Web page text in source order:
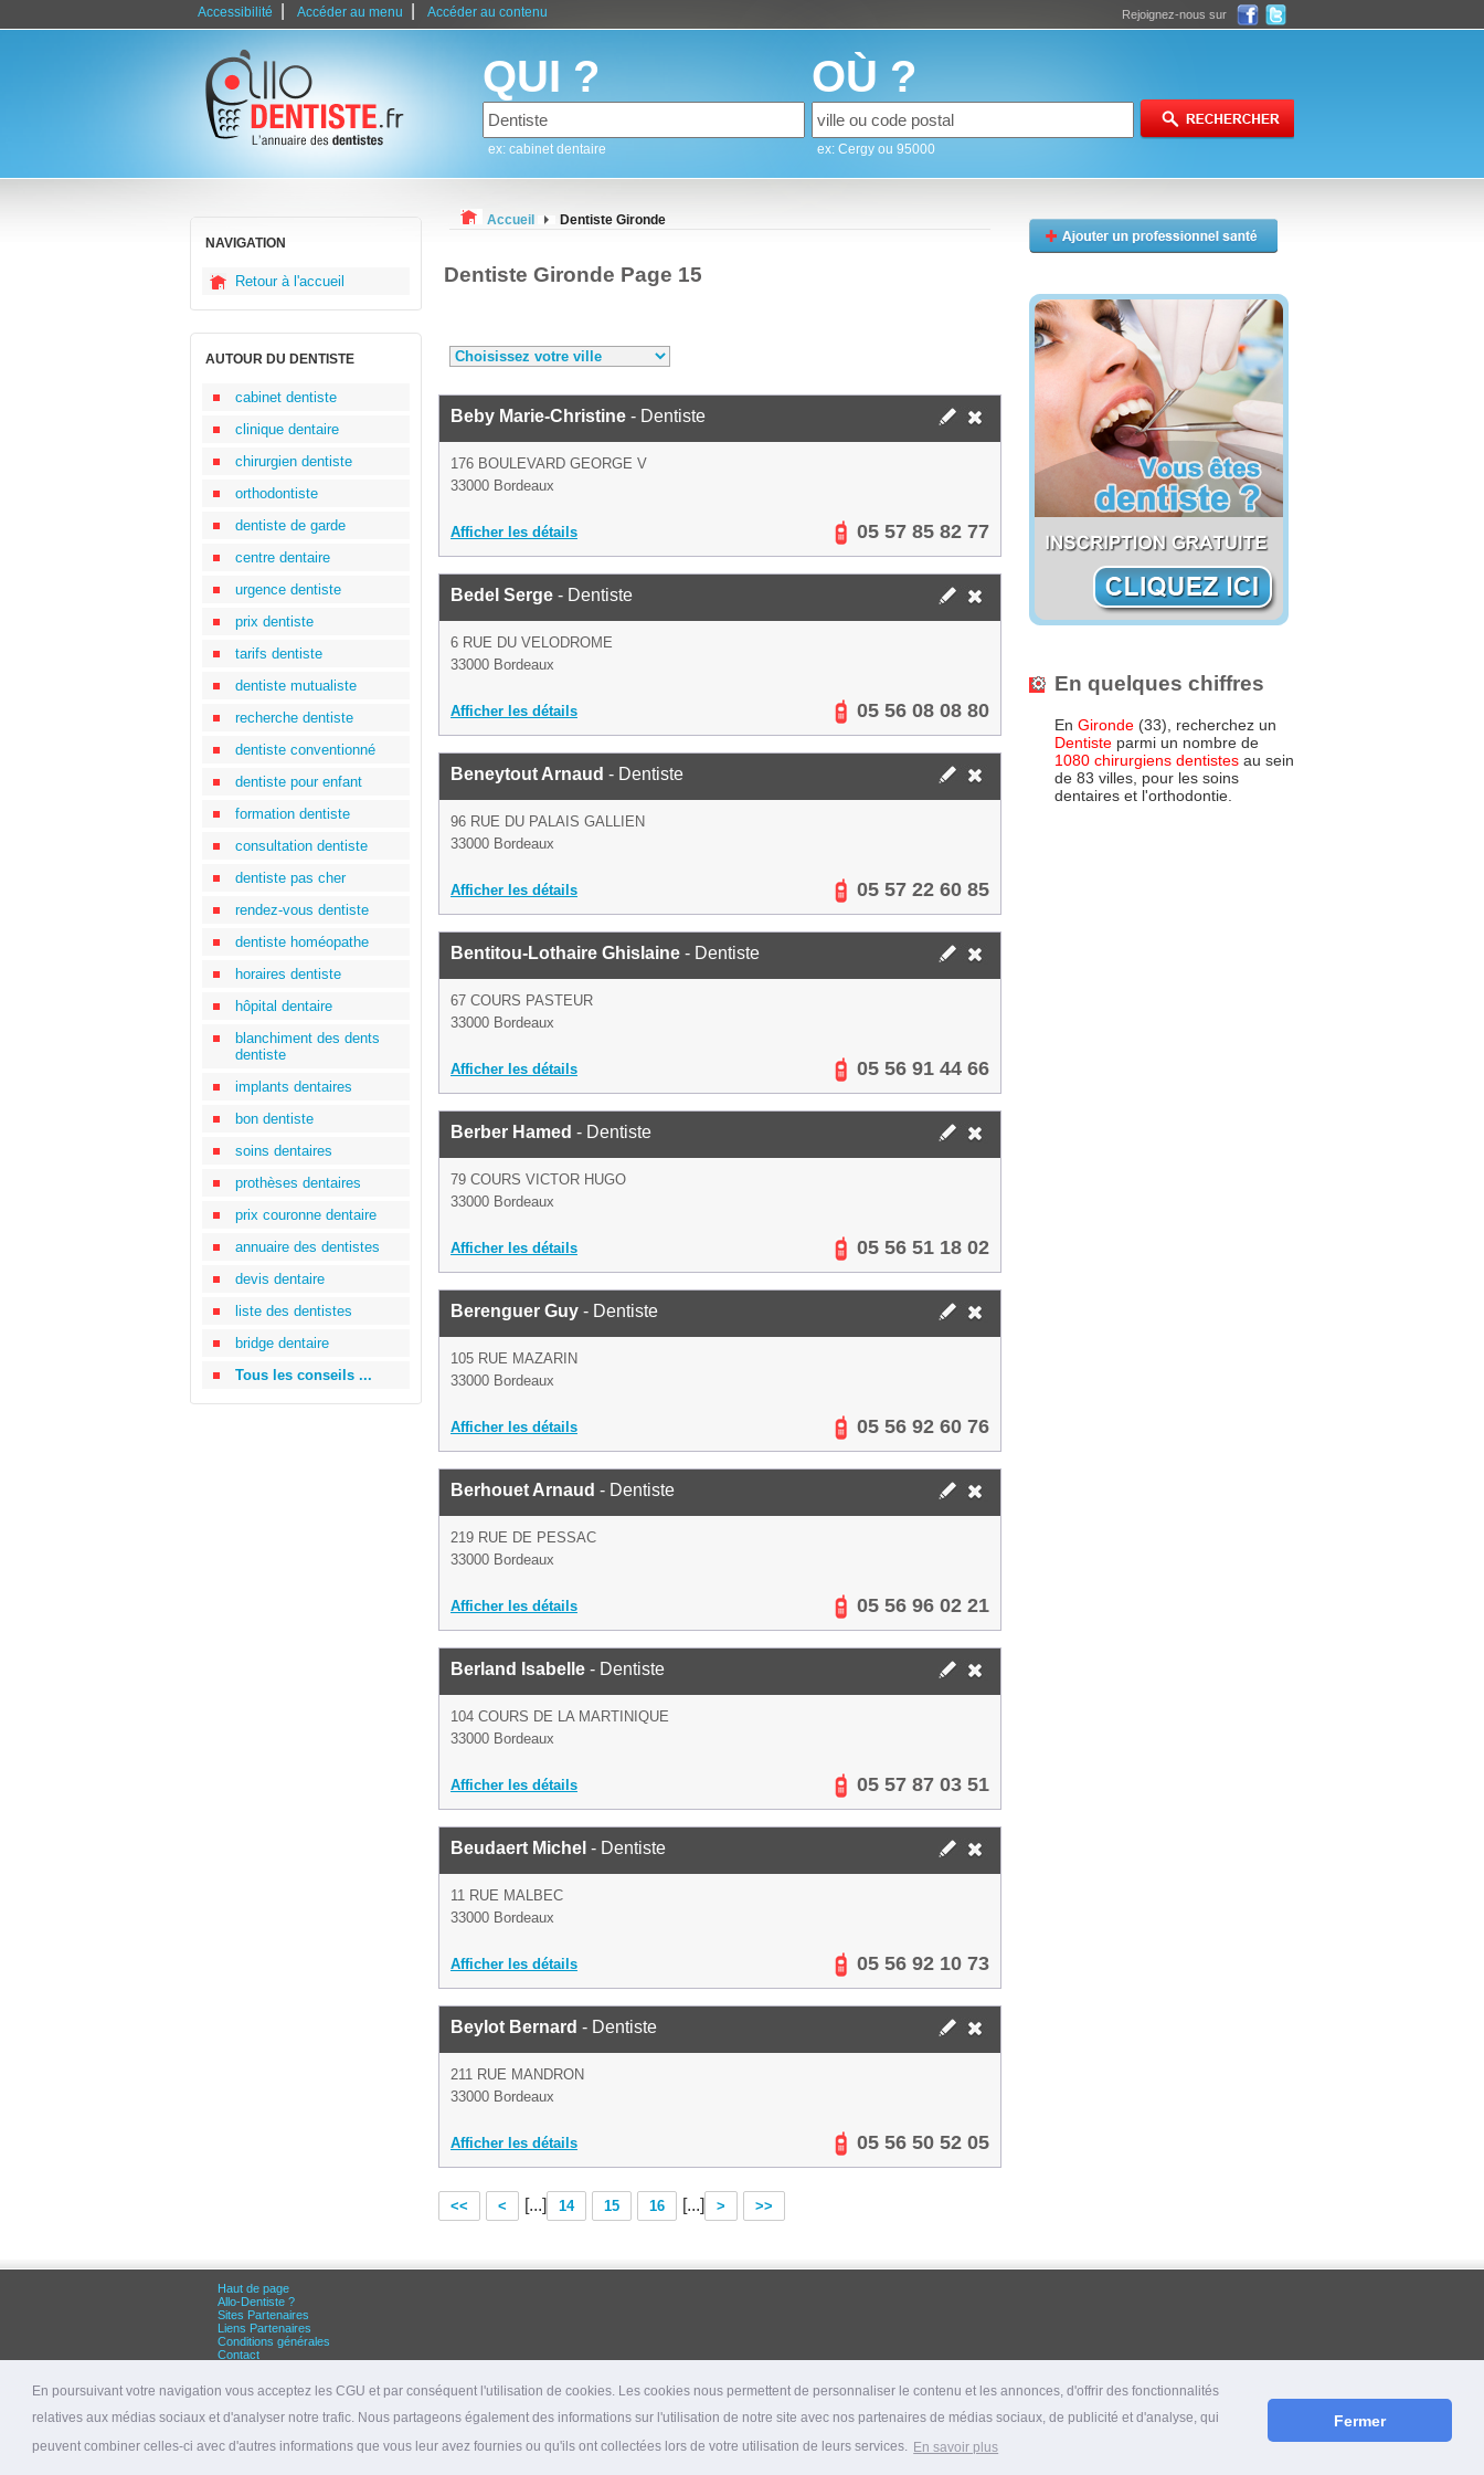
En poursuivant votre navigation vous acceptez les CGU et par conséquent l'utilisation de cookies. Les cookies nous permettent de personnaliser le contenu et les annonces, d'offrir des fonctionnalités
relatives aux médias sociaux et d'analyser notre trafic. Nous partageons également des informations sur l'utilisation de notre site avec nos partenaires de médias sociaux, de publicité et d'analyse, qui
peuvent combiner celles-ci avec d'autres informations que vous leur avez fournies ou qu'ils ont collectées lors de votre utilisation de leurs services. En savoir plus
Fermer
Accessibilité Accéder au menu Accéder au contenu Rejoignez-nous sur
QUI ?
ex: cabinet dentaire
OÙ ?
ex: Cergy ou 95000
NAVIGATION
Retour à l'accueil
AUTOUR DU DENTISTE
cabinet dentiste
clinique dentaire
chirurgien dentiste
orthodontiste
dentiste de garde
centre dentaire
urgence dentiste
prix dentiste
tarifs dentiste
dentiste mutualiste
recherche dentiste
dentiste conventionné
dentiste pour enfant
formation dentiste
consultation dentiste
dentiste pas cher
rendez-vous dentiste
dentiste homéopathe
horaires dentiste
hôpital dentaire
blanchiment des dents
dentiste
implants dentaires
bon dentiste
soins dentaires
prothèses dentaires
prix couronne dentaire
annuaire des dentistes
devis dentaire
liste des dentistes
bridge dentaire
Tous les conseils ...
Accueil Dentiste Gironde
Dentiste Gironde Page 15
Beby Marie-Christine - Dentiste
176 BOULEVARD GEORGE V
33000 Bordeaux
Afficher les détails 05 57 85 82 77
Bedel Serge - Dentiste
6 RUE DU VELODROME
33000 Bordeaux
Afficher les détails 05 56 08 08 80
Beneytout Arnaud - Dentiste
96 RUE DU PALAIS GALLIEN
33000 Bordeaux
Afficher les détails 05 57 22 60 85
Bentitou-Lothaire Ghislaine - Dentiste
67 COURS PASTEUR
33000 Bordeaux
Afficher les détails 05 56 91 44 66
Berber Hamed - Dentiste
79 COURS VICTOR HUGO
33000 Bordeaux
Afficher les détails 05 56 51 18 02
Berenguer Guy - Dentiste
105 RUE MAZARIN
33000 Bordeaux
Afficher les détails 05 56 92 60 76
Berhouet Arnaud - Dentiste
219 RUE DE PESSAC
33000 Bordeaux
Afficher les détails 05 56 96 02 21
Berland Isabelle - Dentiste
104 COURS DE LA MARTINIQUE
33000 Bordeaux
Afficher les détails 05 57 87 03 51
Beudaert Michel - Dentiste
11 RUE MALBEC
33000 Bordeaux
Afficher les détails 05 56 92 10 73
Beylot Bernard - Dentiste
211 RUE MANDRON
33000 Bordeaux
Afficher les détails 05 56 50 52 05
<< < [...] 14 15 16 [...] > >>
En quelques chiffres
En Gironde (33), recherchez un
Dentiste parmi un nombre de
1080 chirurgiens dentistes au sein
de 83 villes, pour les soins
dentaires et l'orthodontie.
Haut de page
Allo-Dentiste ?
Sites Partenaires
Liens Partenaires
Conditions générales
Contact
Dentiste Lyon